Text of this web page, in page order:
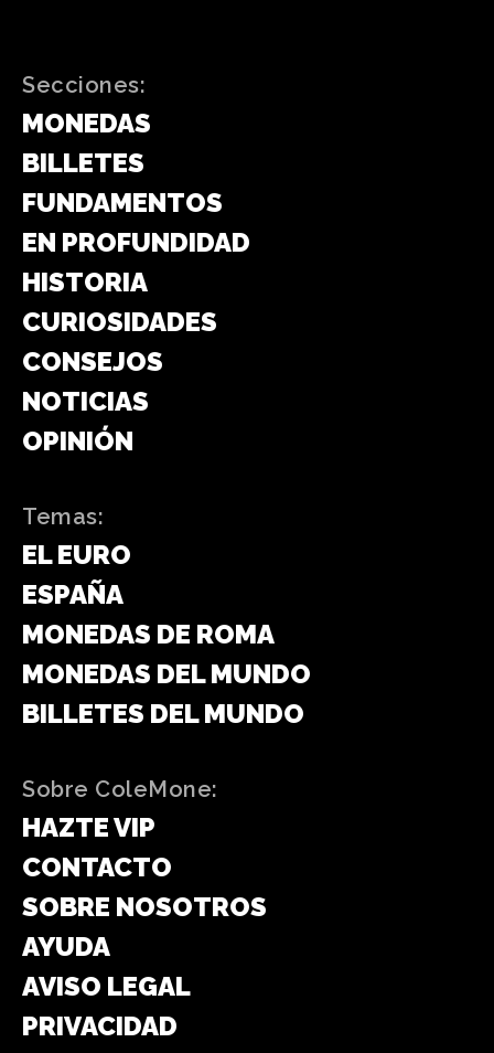
Secciones:
MONEDAS
BILLETES
FUNDAMENTOS
EN PROFUNDIDAD
HISTORIA
CURIOSIDADES
CONSEJOS
NOTICIAS
OPINIÓN
Temas:
EL EURO
ESPAÑA
MONEDAS DE ROMA
MONEDAS DEL MUNDO
BILLETES DEL MUNDO
Sobre ColeMone:
HAZTE VIP
CONTACTO
SOBRE NOSOTROS
AYUDA
AVISO LEGAL
PRIVACIDAD